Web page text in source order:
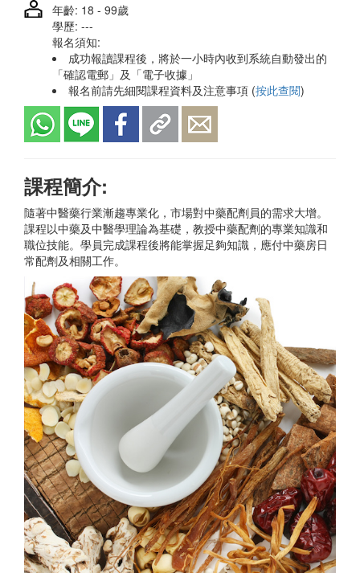
年齡: 18 - 99歲
學歷: ---
報名須知:
成功報讀課程後，將於一小時內收到系統自動發出的
「確認電郵」及「電子收據」
報名前請先細閱課程資料及注意事項 (按此查閱)
課程簡介:
隨著中醫藥行業漸趨專業化，市場對中藥配劑員的需求大增。
課程以中藥及中醫學理論為基礎，教授中藥配劑的專業知識和
職位技能。學員完成課程後將能掌握足夠知識，應付中藥房日
常配劑及相關工作。